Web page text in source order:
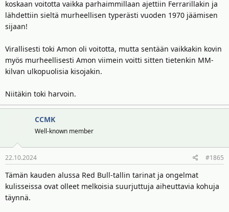
koskaan voitotta vaikka parhaimmillaan ajettiin Ferrarillakin ja
lähdettiin sieltä murheellisen typerästi vuoden 1970 jäämisen
sijaan!
Virallisesti toki Amon oli voitotta, mutta sentään vaikkakin kovin
myös murheellisesti Amon viimein voitti sitten tietenkin MM-
kilvan ulkopuolisia kisojakin.
Niitäkin toki harvoin.
CCMK
Well-known member
22.10.2024 #1865
Tämän kauden alussa Red Bull-tallin tarinat ja ongelmat
kulisseissa ovat olleet melkoisia suurjuttuja aiheuttavia kohuja
täynnä.